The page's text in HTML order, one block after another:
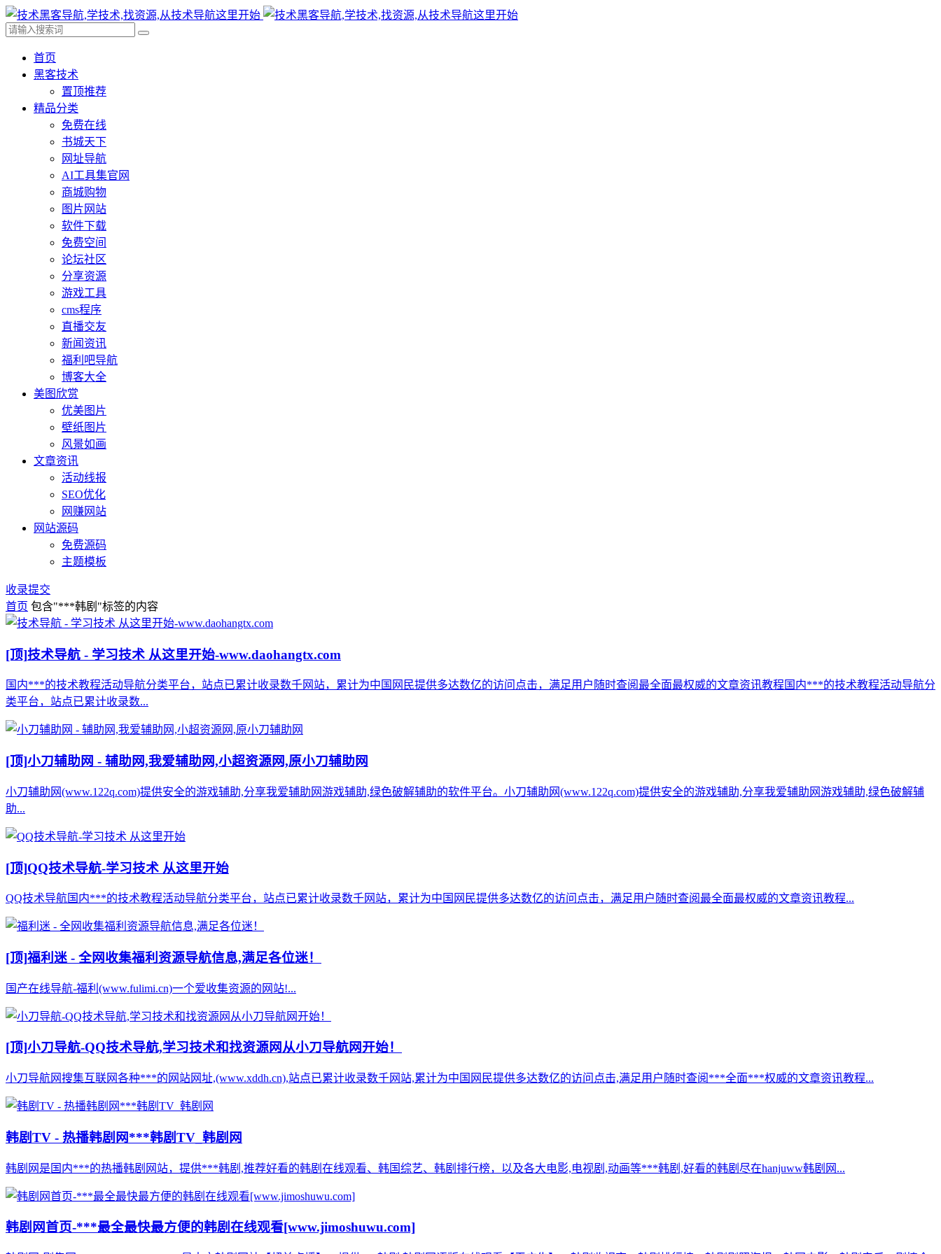
首页
黑客技术
置顶推荐
精品分类
免费在线
书城天下
网址导航
AI工具集官网
商城购物
图片网站
软件下载
免费空间
论坛社区
分享资源
游戏工具
cms程序
直播交友
新闻资讯
福利吧导航
博客大全
美图欣赏
优美图片
壁纸图片
风景如画
文章资讯
活动线报
SEO优化
网赚网站
网站源码
免费源码
主题模板
收录提交
首页 包含"***韩剧"标签的内容
[顶]技术导航 - 学习技术 从这里开始-www.daohangtx.com
国内***的技术教程活动导航分类平台，站点已累计收录数千网站，累计为中国网民提供多达数亿的访问点击，满足用户随时查阅最全面最权威的文章资讯教程国内***的技术教程活动导航分
类平台，站点已累计收录数...
[顶]小刀辅助网 - 辅助网,我爱辅助网,小超资源网,原小刀辅助网
小刀辅助网(www.122q.com)提供安全的游戏辅助,分享我爱辅助网游戏辅助,绿色破解辅助的软件平台。小刀辅助网(www.122q.com)提供安全的游戏辅助,分享我爱辅助网游戏辅助,绿色破解辅
助...
[顶]QQ技术导航-学习技术 从这里开始
QQ技术导航国内***的技术教程活动导航分类平台，站点已累计收录数千网站，累计为中国网民提供多达数亿的访问点击，满足用户随时查阅最全面最权威的文章资讯教程...
[顶]福利迷 - 全网收集福利资源导航信息,满足各位迷！
国产在线导航-福利(www.fulimi.cn)一个爱收集资源的网站!...
[顶]小刀导航-QQ技术导航,学习技术和找资源网从小刀导航网开始！
小刀导航网搜集互联网各种***的网站网址,(www.xddh.cn),站点已累计收录数千网站,累计为中国网民提供多达数亿的访问点击,满足用户随时查阅***全面***权威的文章资讯教程...
韩剧TV - 热播韩剧网***韩剧TV_韩剧网
韩剧网是国内***的热播韩剧网站，提供***韩剧,推荐好看的韩剧在线观看、韩国综艺、韩剧排行榜，以及各大电影,电视剧,动画等***韩剧,好看的韩剧尽在hanjuww韩剧网...
韩剧网首页-***最全最快最方便的韩剧在线观看[www.jimoshuwu.com]